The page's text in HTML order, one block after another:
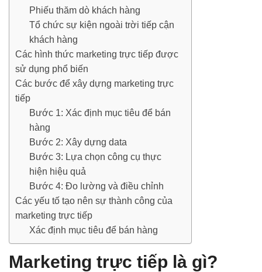
Phiếu thăm dò khách hàng
Tổ chức sự kiện ngoài trời tiếp cận
khách hàng
Các hình thức marketing trực tiếp được
sử dụng phổ biến
Các bước để xây dựng marketing trực
tiếp
Bước 1: Xác định mục tiêu để bán
hàng
Bước 2: Xây dựng data
Bước 3: Lựa chọn công cụ thực
hiện hiệu quả
Bước 4: Đo lường và điều chỉnh
Các yếu tố tạo nên sự thành công của
marketing trực tiếp
Xác định mục tiêu để bán hàng
Marketing trực tiếp là gì?